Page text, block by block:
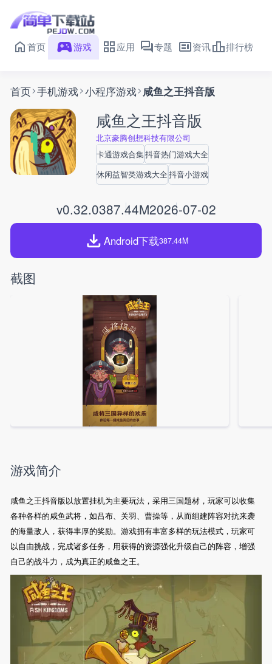
首页 游戏 应用 专题 资讯 排行榜
首页 手机游戏 小程序游戏 咸鱼之王抖音版
咸鱼之王抖音版
北京豪腾创想科技有限公司
卡通游戏合集抖音热门游戏大全
休闲益智类游戏大全抖音小游戏
v0.32.0387.44M2026-07-02
Android下载387.44M
截图
游戏简介
咸鱼之王抖音版以放置挂机为主要玩法，采用三国题材，玩家可以收集
各种各样的咸鱼武将，如吕布、关羽、曹操等，从而组建阵容对抗来袭
的海量敌人，获得丰厚的奖励。游戏拥有丰富多样的玩法模式，玩家可
以自由挑战，完成诸多任务，用获得的资源强化升级自己的阵容，增强
自己的战斗力，成为真正的咸鱼之王。